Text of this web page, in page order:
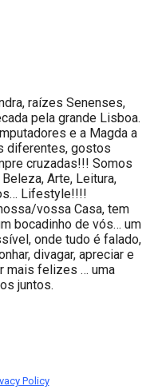
raízes Senenses,
pela grande Lisboa.
e a Magda a
diferentes, gostos
cruzadas!!! Somos
Arte, Leitura,
Lifestyle!!!!
vossa Casa, tem
bocadinho de vós… um
onde tudo é falado,
divagar, apreciar e
mais felizes … uma
juntos.
Policy